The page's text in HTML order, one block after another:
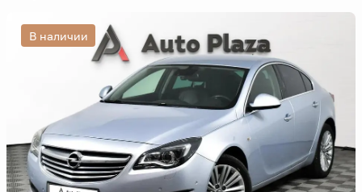
В наличии